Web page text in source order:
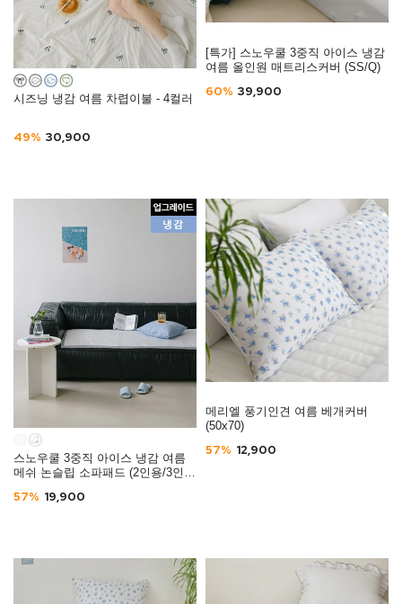
시즈닝 냉감 여름 차렵이불 - 4컬러
49% 30,900
[특가] 스노우쿨 3중직 아이스 냉감
여름 올인원 매트리스커버 (SS/Q)
60% 39,900
스노우쿨 3중직 아이스 냉감 여름
메쉬 논슬립 소파패드 (2인용/3인
57% 19,900
메리엘 풍기인견 여름 베개커버
(50x70)
57% 12,900